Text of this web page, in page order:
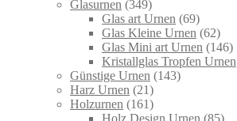
Glasurnen (349)
Glas art Urnen (69)
Glas Kleine Urnen (62)
Glas Mini art Urnen (146)
Kristallglas Tropfen Urnen
Günstige Urnen (143)
Harz Urnen (21)
Holzurnen (161)